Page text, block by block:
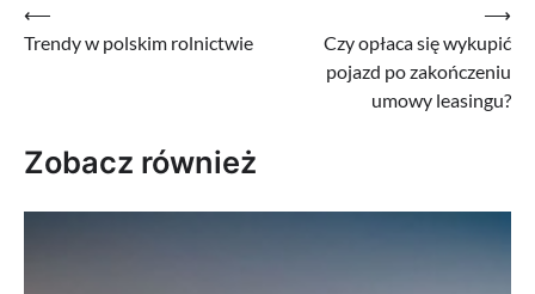
Nawigacja
wpisu
⟵
Trendy w polskim rolnictwie
Czy opłaca się wykupić
pojazd po zakończeniu
umowy leasingu?
⟶
Zobacz również